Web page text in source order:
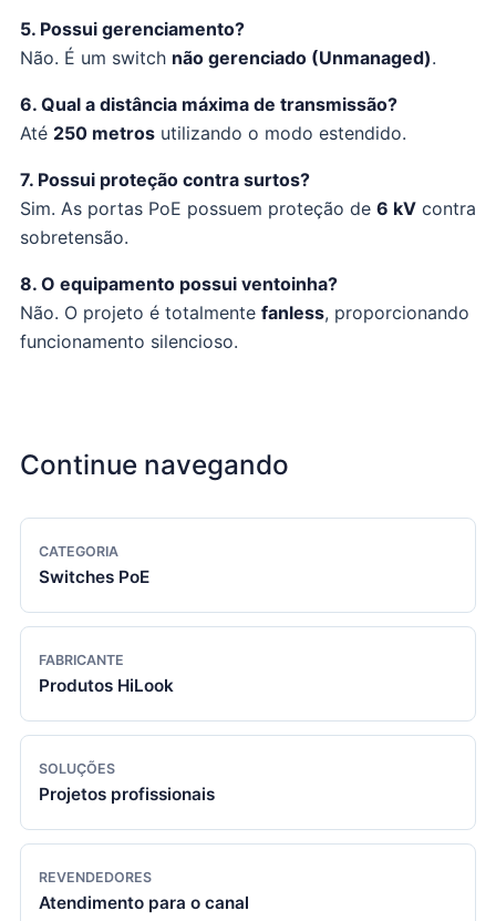
5. Possui gerenciamento?
Não. É um switch não gerenciado (Unmanaged).
6. Qual a distância máxima de transmissão?
Até 250 metros utilizando o modo estendido.
7. Possui proteção contra surtos?
Sim. As portas PoE possuem proteção de 6 kV contra
sobretensão.
8. O equipamento possui ventoinha?
Não. O projeto é totalmente fanless, proporcionando
funcionamento silencioso.
Continue navegando
CATEGORIA
Switches PoE
FABRICANTE
Produtos HiLook
SOLUÇÕES
Projetos profissionais
REVENDEDORES
Atendimento para o canal